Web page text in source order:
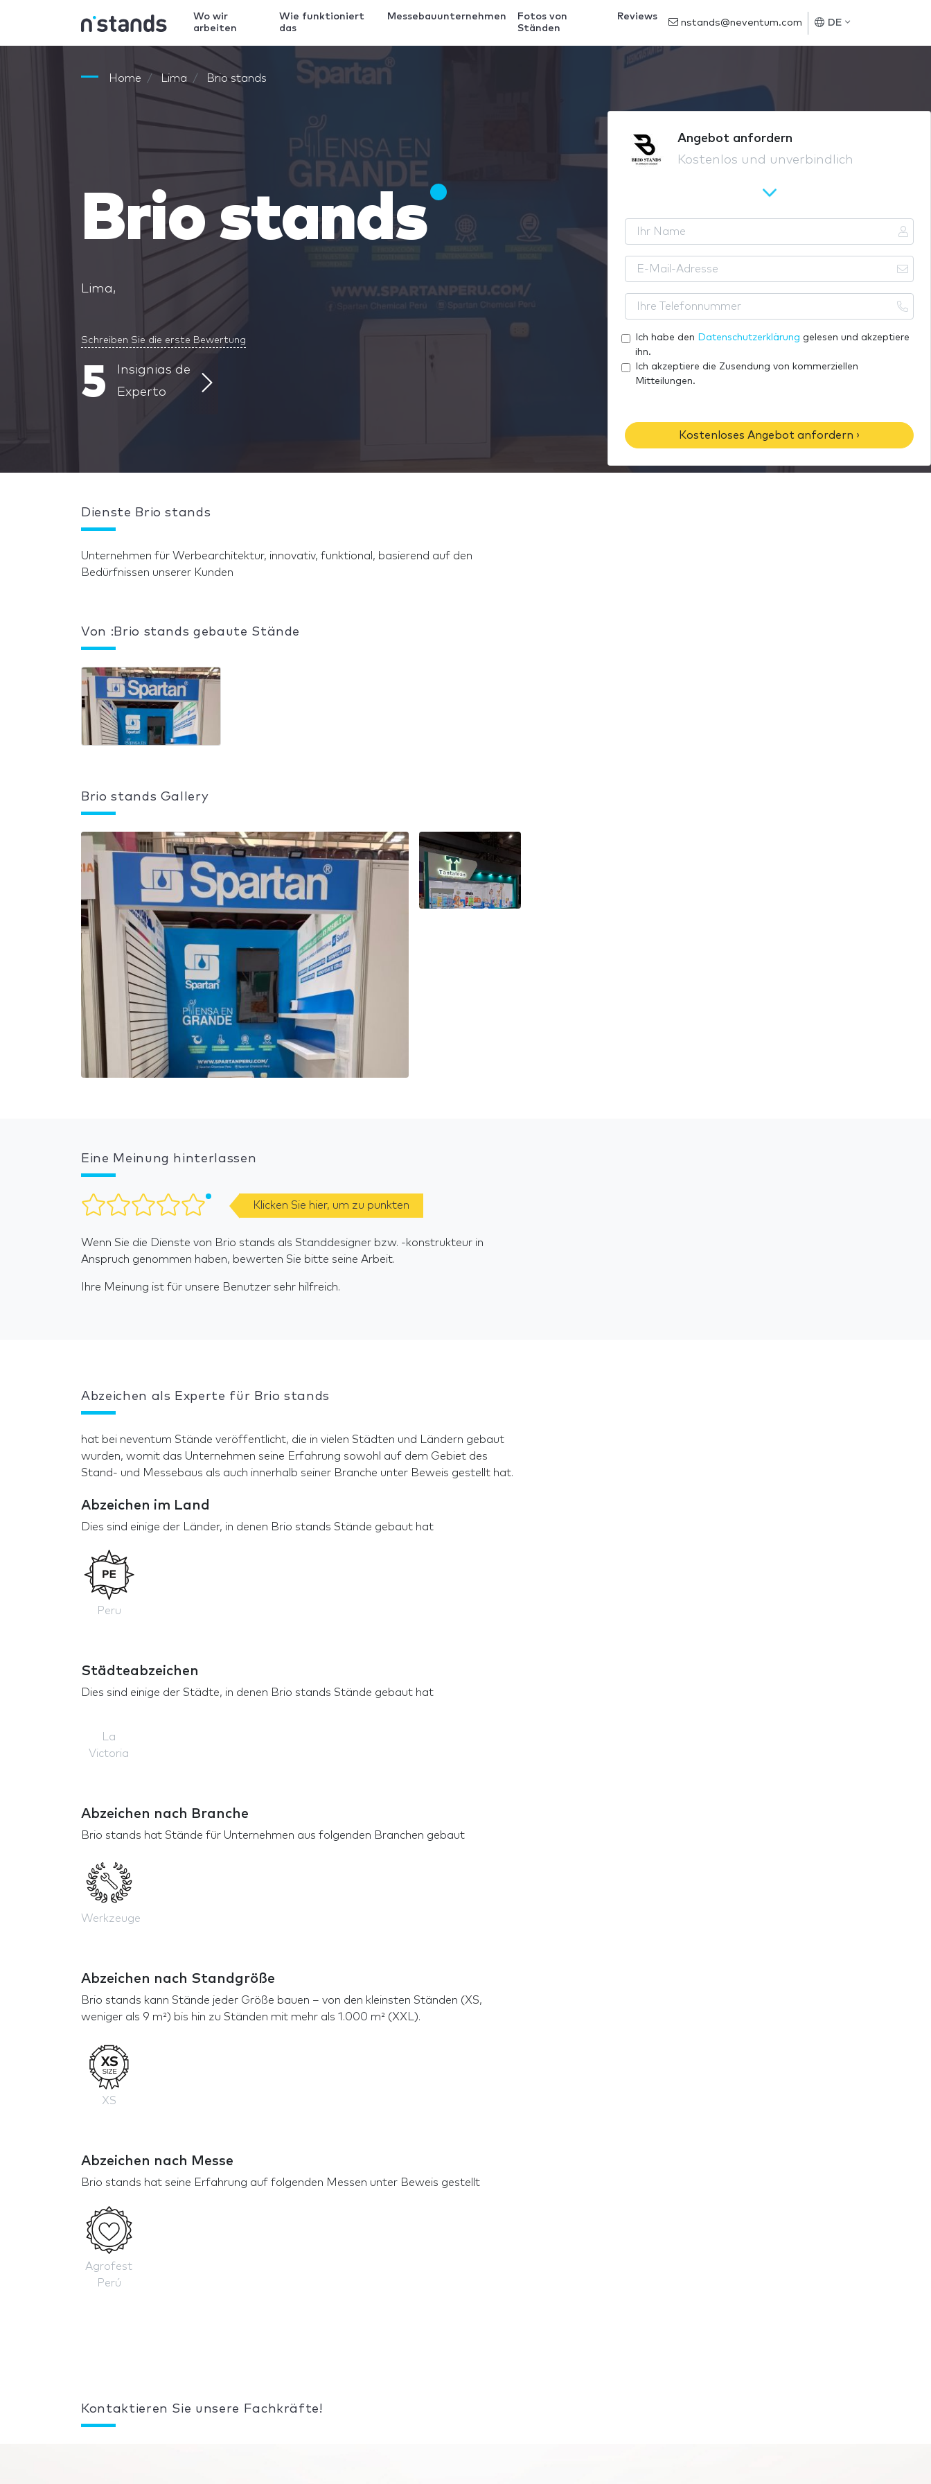
Wo wir
arbeiten
Wie funktioniert
das
Messebauunternehmen
Fotos von
Ständen
Reviews
nstands@neventum.com DE
Home Lima Brio stands
Brio stands
Lima,
Schreiben Sie die erste Bewertung
5
Insignias de
Experto
Angebot anfordern
Kostenlos und unverbindlich
h
r
a
-
M
l
-
e
s
s
h
r
T
f
n
Ich habe den Datenschutzerklärung gelesen und akzeptiere
ihn.
Ich akzeptiere die Zusendung von kommerziellen
Mitteilungen.
Kostenloses Angebot anfordern ›
Dienste Brio stands
Unternehmen für Werbearchitektur, innovativ, funktional, basierend auf den
Bedürfnissen unserer Kunden
Von :Brio stands gebaute Stände
Brio stands Gallery
Eine Meinung hinterlassen
Klicken Sie hier, um zu punkten
Wenn Sie die Dienste von Brio stands als Standdesigner bzw. -konstrukteur in
Anspruch genommen haben, bewerten Sie bitte seine Arbeit.
Ihre Meinung ist für unsere Benutzer sehr hilfreich.
Abzeichen als Experte für Brio stands
hat bei neventum Stände veröffentlicht, die in vielen Städten und Ländern gebaut
wurden, womit das Unternehmen seine Erfahrung sowohl auf dem Gebiet des
Stand- und Messebaus als auch innerhalb seiner Branche unter Beweis gestellt hat.
Abzeichen im Land
Dies sind einige der Länder, in denen Brio stands Stände gebaut hat
Peru
Städteabzeichen
Dies sind einige der Städte, in denen Brio stands Stände gebaut hat
La
Victoria
Abzeichen nach Branche
Brio stands hat Stände für Unternehmen aus folgenden Branchen gebaut
Werkzeuge
Abzeichen nach Standgröße
Brio stands kann Stände jeder Größe bauen – von den kleinsten Ständen (XS,
weniger als 9 m²) bis hin zu Ständen mit mehr als 1.000 m² (XXL).
XS
Abzeichen nach Messe
Brio stands hat seine Erfahrung auf folgenden Messen unter Beweis gestellt
Agrofest
Perú
Kontaktieren Sie unsere Fachkräfte!